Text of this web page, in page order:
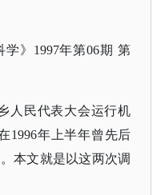
学》 1997年第06期 第
人民代表大会运行机
1996年上半年曾先后
本文就是以这两次调